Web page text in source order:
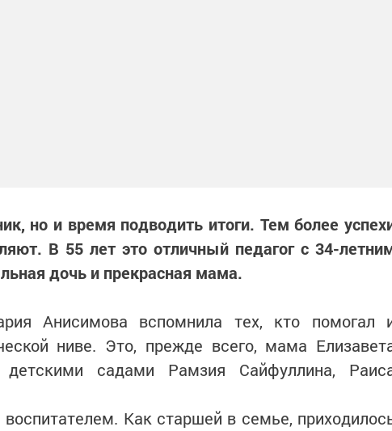
но и время подводить итоги. Тем более
В 55 лет это отличный педагог с 34-
дочь и прекрасная мама.
Анисимова вспомнила тех, кто помогал
ниве. Это, прежде всего, мама
детскими садами Рамзия Сайфуллина,
воспитателем. Как старшей в семье,